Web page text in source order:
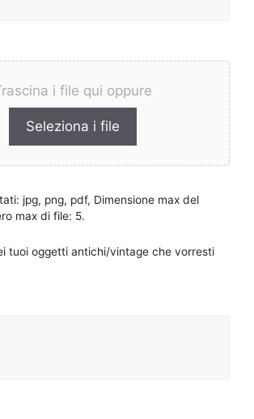
i file qui oppure
Seleziona i file
jpg, png, pdf, Dimensione max del
max di file: 5.
tuoi oggetti antichi/vintage che vorresti